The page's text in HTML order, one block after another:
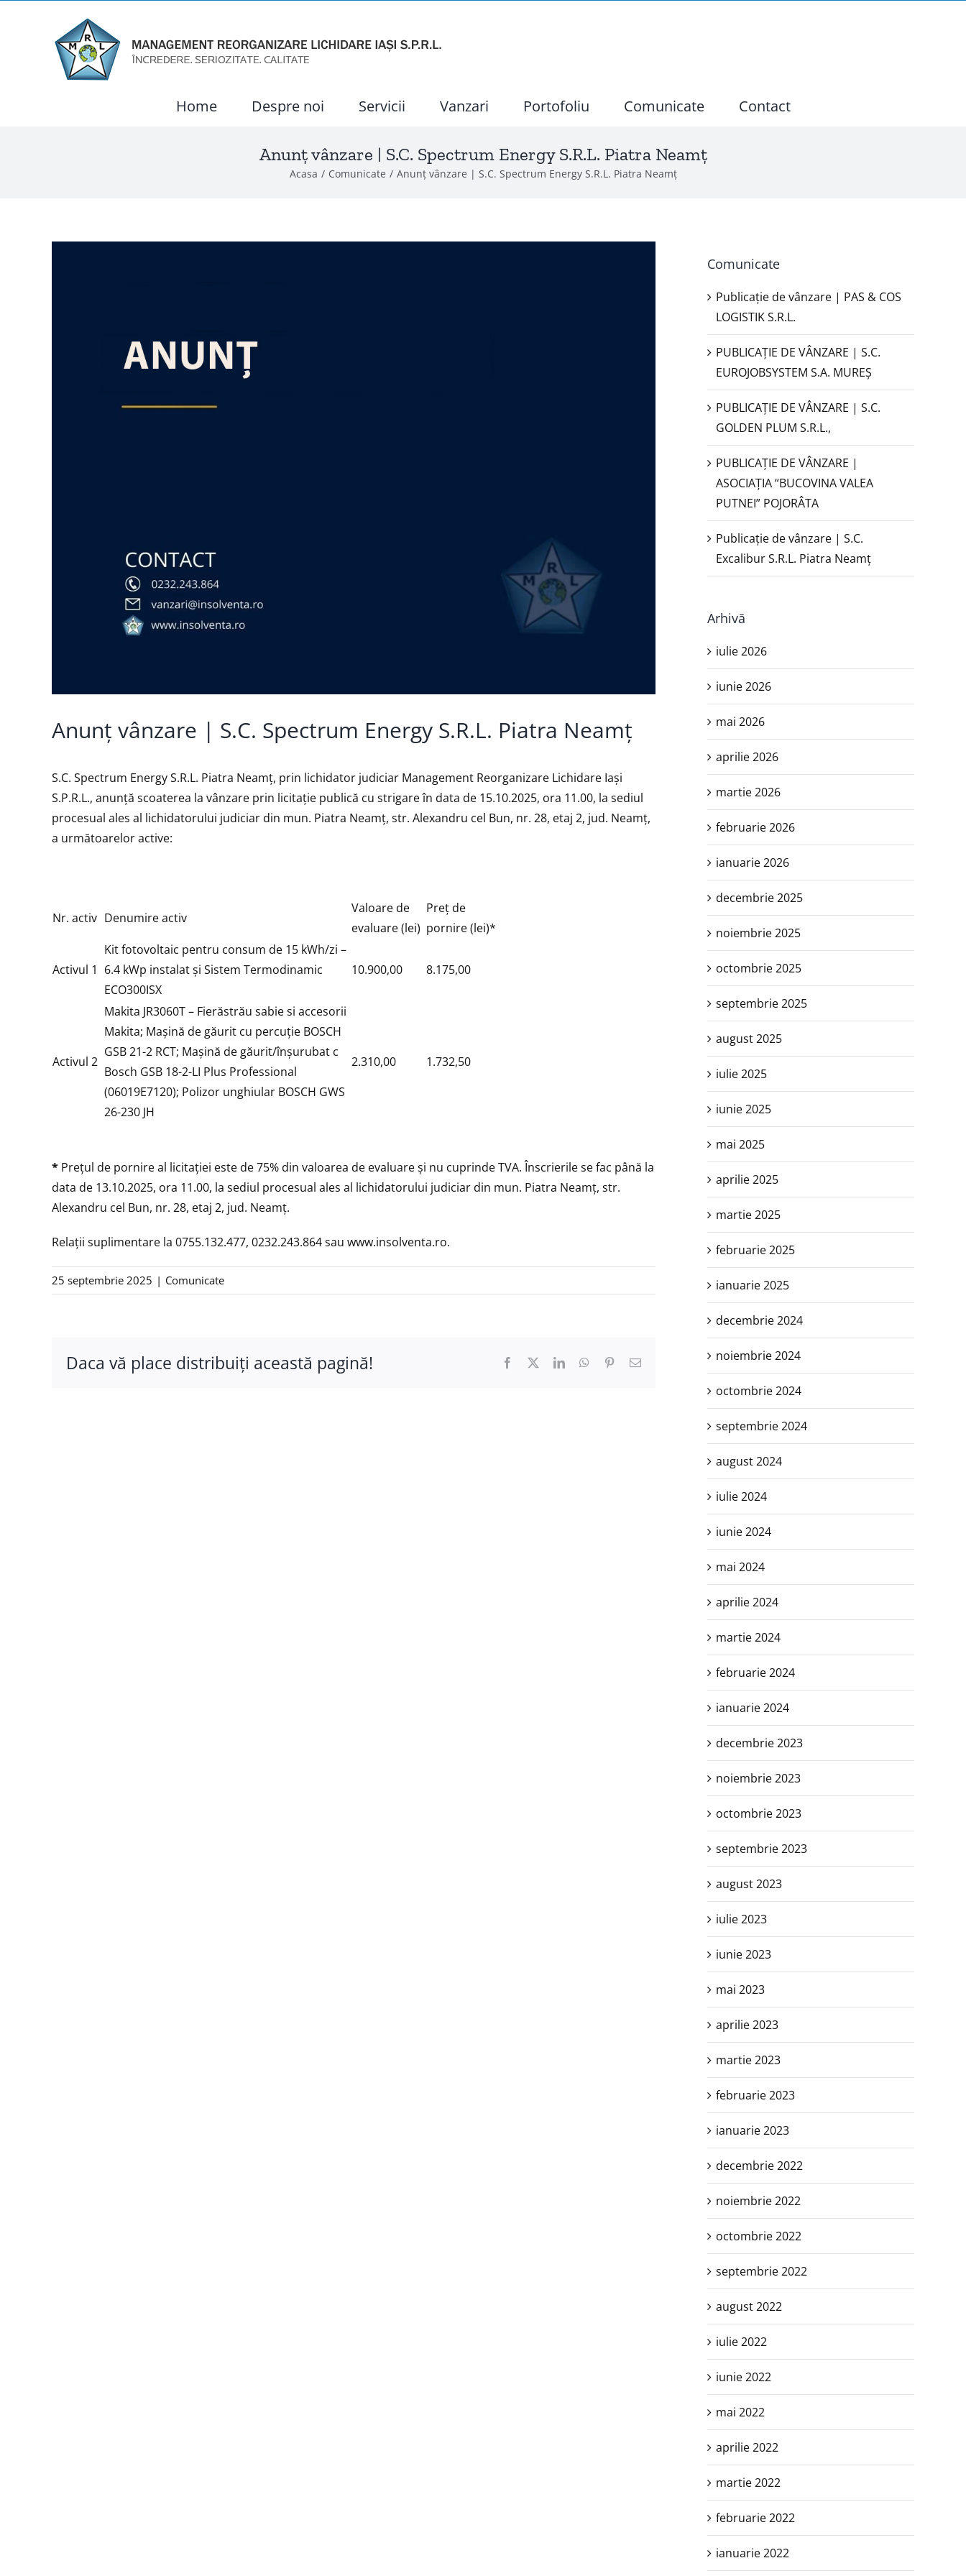
Home Despre noi Servicii Vanzari Portofoliu Comunicate Contact
Anunț vânzare | S.C. Spectrum Energy S.R.L. Piatra Neamţ
Acasa Comunicate Anunț vânzare | S.C. Spectrum Energy S.R.L. Piatra Neamţ
Anunț vânzare | S.C. Spectrum Energy S.R.L. Piatra Neamţ
S.C. Spectrum Energy S.R.L. Piatra Neamţ, prin lichidator judiciar Management Reorganizare Lichidare Iaşi
S.P.R.L., anunţă scoaterea la vânzare prin licitație publică cu strigare în data de 15.10.2025, ora 11.00, la sediul
procesual ales al lichidatorului judiciar din mun. Piatra Neamţ, str. Alexandru cel Bun, nr. 28, etaj 2, jud. Neamţ,
a următoarelor active:
Nr. activ Denumire activ
Valoare de
evaluare (lei)
Preţ de
pornire (lei)*
Activul 1
Kit fotovoltaic pentru consum de 15 kWh/zi –
6.4 kWp instalat și Sistem Termodinamic
ECO300ISX
10.900,00 8.175,00
Activul 2
Makita JR3060T – Fierăstrău sabie si accesorii
Makita; Mașină de găurit cu percuție BOSCH
GSB 21-2 RCT; Mașină de găurit/înșurubat c
Bosch GSB 18-2-LI Plus Professional
(06019E7120); Polizor unghiular BOSCH GWS
26-230 JH
2.310,00 1.732,50
* Preţul de pornire al licitaţiei este de 75% din valoarea de evaluare şi nu cuprinde TVA. Înscrierile se fac până la
data de 13.10.2025, ora 11.00, la sediul procesual ales al lichidatorului judiciar din mun. Piatra Neamţ, str.
Alexandru cel Bun, nr. 28, etaj 2, jud. Neamţ.
Relaţii suplimentare la 0755.132.477, 0232.243.864 sau www.insolventa.ro.
25 septembrie 2025 | Comunicate
Daca vă place distribuiţi această pagină! Facebook LinkedInWhatsApp
Pinterest
E-
Comunicate
Publicație de vânzare | PAS & COS
LOGISTIK S.R.L.
PUBLICAŢIE DE VÂNZARE | S.C.
EUROJOBSYSTEM S.A. MUREȘ
PUBLICAȚIE DE VÂNZARE | S.C.
GOLDEN PLUM S.R.L.,
PUBLICAŢIE DE VÂNZARE |
ASOCIAȚIA “BUCOVINA VALEA
PUTNEI” POJORÂTA
Publicație de vânzare | S.C.
Excalibur S.R.L. Piatra Neamţ
Arhivă
iulie 2026
iunie 2026
mai 2026
aprilie 2026
martie 2026
februarie 2026
ianuarie 2026
decembrie 2025
noiembrie 2025
octombrie 2025
septembrie 2025
august 2025
iulie 2025
iunie 2025
mai 2025
aprilie 2025
martie 2025
februarie 2025
ianuarie 2025
decembrie 2024
noiembrie 2024
octombrie 2024
septembrie 2024
august 2024
iulie 2024
iunie 2024
mai 2024
aprilie 2024
martie 2024
februarie 2024
ianuarie 2024
decembrie 2023
noiembrie 2023
octombrie 2023
septembrie 2023
august 2023
iulie 2023
iunie 2023
mai 2023
aprilie 2023
martie 2023
februarie 2023
ianuarie 2023
decembrie 2022
noiembrie 2022
octombrie 2022
septembrie 2022
august 2022
iulie 2022
iunie 2022
mai 2022
aprilie 2022
martie 2022
februarie 2022
ianuarie 2022